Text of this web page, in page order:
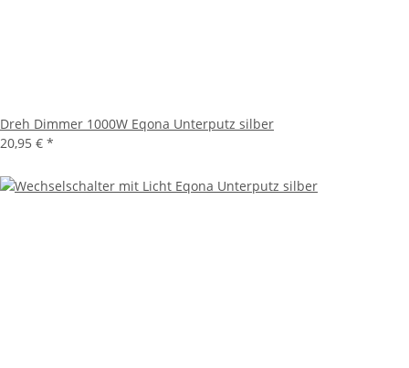
Dreh Dimmer 1000W Eqona Unterputz silber
20,95 € *